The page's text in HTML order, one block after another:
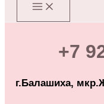
+7
г.Балашиха,